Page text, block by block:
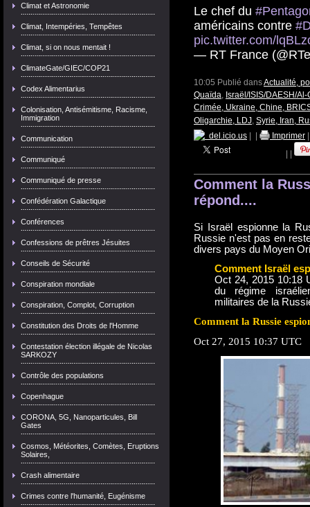
Climat et Astronomie
Climat, Intempéries, Tempêtes
Climat, si on nous mentait !
ClimateGate/GIEC/COP21
Codex Alimentarius
Colonisation, Antisémitisme, Racisme,
Immigration
Communication
Communiqué
Communiqué de presse
Confédération Galactique
Conférences
Confessions de prêtres Jésuites
Conseils de Sécurité
Conspiration mondiale
Conspiration, Complot, Corruption
Constitution des Droits de l'Homme
Contestation élection illégale de Nicolas
SARKOZY
Contrôle des populations
Copenhague
CORONA, 5G, Nanoparticules, Bill
Gates
Cosmos, Météorites, Comètes, Eruptions
Solaires,
Crash alimentaire
Crimes contre l'humanité, Eugénisme
Le chef du
américains contre
pic.twitter.com/
— RT France
10:05 Publié dansActualité,
Quaïda, Israël/ISIS/DAESH/
Crimée, Ukraine, Chine,
Oligarchie, LDJ, Syrie, Iran,
del.icio.us
Imprimer
Comment la
répond....
Si Israël espionne la
Russie n'est pas en
divers pays du Moyen
Comment Israël
Oct 24, 2015 10:18
du régime
militaires de la
Comment la Russie
Oct 27, 2015 10:37 UTC